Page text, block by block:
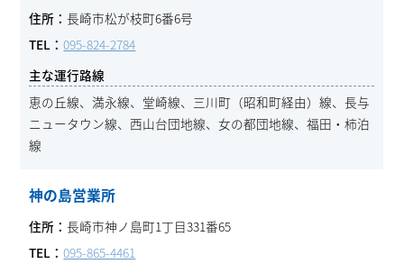
長崎市松が枝町6番6号
095-824-2784
恵の丘線、満永線、堂崎線、三川町（昭和町経由）線、長与
ニュータウン線、西山台団地線、女の都団地線、福田・柿泊
線
神の島営業所
長崎市神ノ島町1丁目331番65
095-865-4461